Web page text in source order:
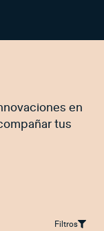
en
tus
Filtros